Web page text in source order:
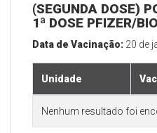
(SEGUNDA DOSE)
1ª DOSE PFIZER/
Data de Vacinação: 20 de
Unidade
Nenhum resultado foi